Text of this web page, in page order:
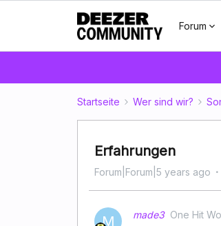
Forum
Startseite Wer sind wir?
Erfahrungen
Forum|Forum|5 years ago
M made3 One Hit